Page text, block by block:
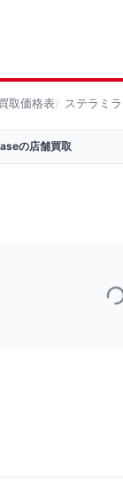
取価格表 ステラミ
の店舗買取